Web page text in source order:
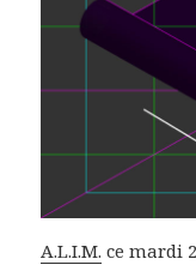
A.L.I.M. ce mardi